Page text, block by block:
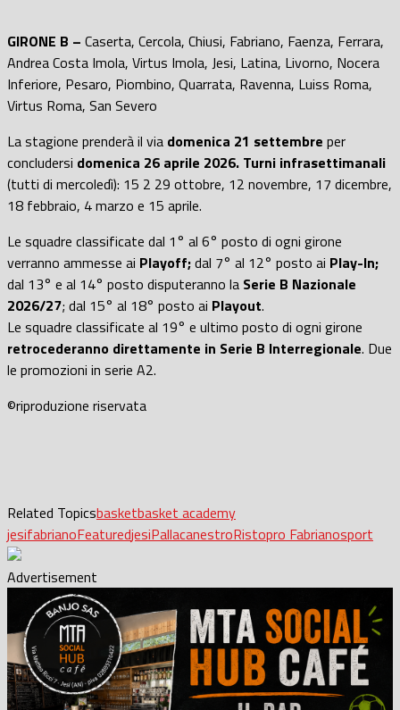
GIRONE B – Caserta, Cercola, Chiusi, Fabriano, Faenza, Ferrara,
Andrea Costa Imola, Virtus Imola, Jesi, Latina, Livorno, Nocera
Inferiore, Pesaro, Piombino, Quarrata, Ravenna, Luiss Roma,
Virtus Roma, San Severo
La stagione prenderà il via domenica 21 settembre per
concludersi domenica 26 aprile 2026. Turni infrasettimanali
(tutti di mercoledì): 15 2 29 ottobre, 12 novembre, 17 dicembre,
18 febbraio, 4 marzo e 15 aprile.
Le squadre classificate dal 1° al 6° posto di ogni girone
verranno ammesse ai Playoff;dal 7° al 12° posto ai Play-In;
dal 13° e al 14° posto disputeranno la Serie B Nazionale
2026/27; dal 15° al 18° posto ai Playout.
Le squadre classificate al 19° e ultimo posto di ogni girone
retrocederanno direttamente in Serie B Interregionale. Due
le promozioni in serie A2.
©riproduzione riservata
Related Topicsbasketbasket academy
jesifabrianoFeaturedjesiPallacanestroRistopro Fabrianosport
Advertisement